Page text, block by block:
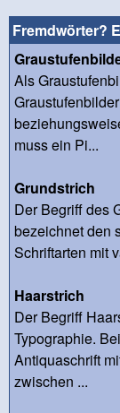
Fremdwörter?
Als
muss ein Pi...
Grundstrich
Der Begriff des
bezeichnet den
Schriftarten mit
Haarstrich
Der Begriff
Typographie.
Antiquaschrift
zwischen ...